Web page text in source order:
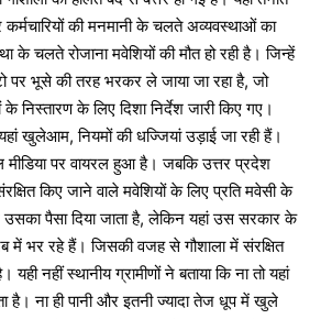
की मनमानी के चलते अव्यवस्थाओं का
के चलते रोजाना मवेशियों की मौत हो रही है। जिन्हें
पर भूसे की तरह भरकर ले जाया जा रहा है, जो
के निस्तारण के लिए दिशा निर्देश जारी किए गए।
खुलेआम, नियमों की धज्जियां उड़ाई जा रही हैं।
मीडिया पर वायरल हुआ है। जबकि उत्तर प्रदेश
किए जाने वाले मवेशियों के लिए प्रति मवेसी के
उसका पैसा दिया जाता है, लेकिन यहां उस सरकार के
में भर रहे हैं। जिसकी वजह से गौशाला में संरक्षित
यही नहीं स्थानीय ग्रामीणों ने बताया कि ना तो यहां
है। ना ही पानी और इतनी ज्यादा तेज धूप में खुले